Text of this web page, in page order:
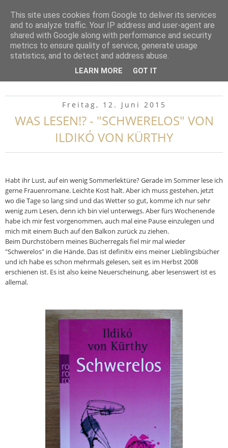
Freitag, 12. Juni 2015
WAS LESEN!? - "SCHWERELOS" VON
ILDIKÓ VON KÜRTHY
Habt ihr Lust, auf ein wenig Sommerlektüre? Gerade im Sommer lese ich
gerne Frauenromane. Leichte Kost halt. Aber ich muss gestehen, jetzt
wo die Tage so lang sind und das Wetter so gut, komme ich nur sehr
wenig zum Lesen, denn ich bin viel unterwegs. Aber fürs Wochenende
habe ich mir fest vorgenommen, auch mal eine Pause einzulegen und
mich mit einem Buch auf den Balkon zurück zu ziehen.
Beim Durchstöbern meines Bücherregals fiel mir mal wieder
"Schwerelos" in die Hände. Das ist definitiv eins meiner Lieblingsbücher
und ich habe es schon mehrmals gelesen, seit es im Herbst 2008
erschienen ist. Es ist also keine Neuerscheinung, aber lesenswert ist es
allemal.
This site uses cookies from Google to deliver its services
and to analyze traffic. Your IP address and user-agent are
shared with Google along with performance and security
metrics to ensure quality of service, generate usage
statistics, and to detect and address abuse.
LEARN MORE GOT IT